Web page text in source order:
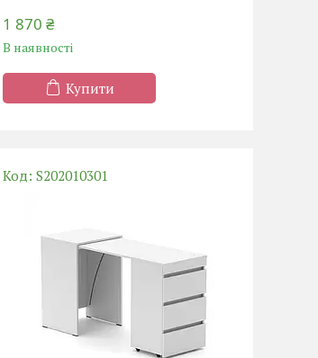
1 870 ₴
В наявності
Купити
S202010301